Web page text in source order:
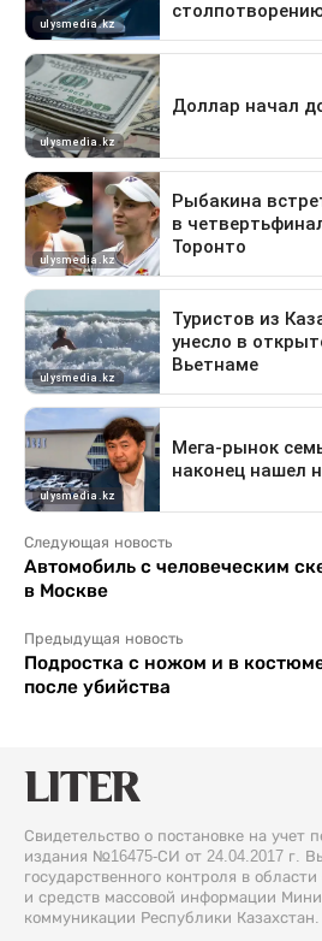
Следующая новость
Автомобиль с человеческим
в Москве
Предыдущая новость
Подростка с ножом и в
после убийства
Свидетельство о постановке на учет
издания №16475-СИ от 24.04.2017 г.
государственного контроля в
и средств массовой информации
коммуникации Республики Казахстан.